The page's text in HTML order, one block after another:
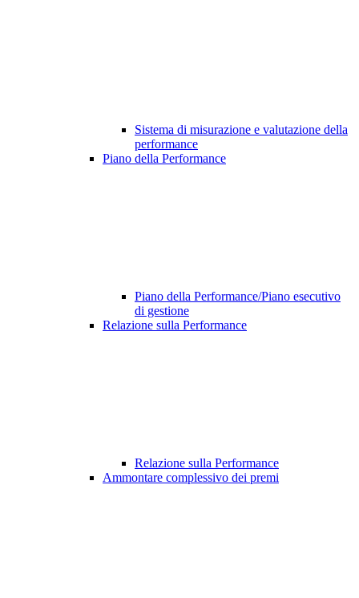
Sistema di misurazione e valutazione della
performance
Piano della Performance
Piano della Performance/Piano esecutivo
di gestione
Relazione sulla Performance
Relazione sulla Performance
Ammontare complessivo dei premi